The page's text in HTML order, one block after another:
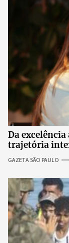
Da
trajetória
GAZETA SÃO PAULO